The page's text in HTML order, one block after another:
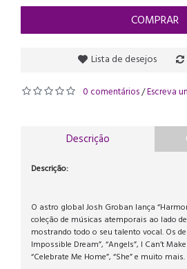
COMPRAR
Lista de desejos
0 comentários/Escreva
Descrição
Descrição:
O astro global Josh Groban lança
coleção de músicas atemporais ao lado
mostrando todo o seu talento vocal. Os
Impossible Dream”, “Angels”, I Can’t
“Celebrate Me Home”, “She” e muito mais.